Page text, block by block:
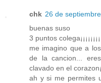
chk 26 de
buenas suso
3 puntos colega¡¡¡¡¡¡¡¡
me imagino que a
de la cancion...
clavado en el
ah y si me permites